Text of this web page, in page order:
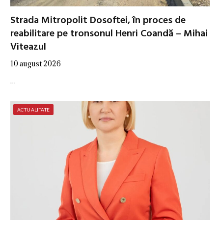
Strada Mitropolit Dosoftei, în proces de
reabilitare pe tronsonul Henri Coandă – Mihai
Viteazul
10 august 2026
…
ACTUALITATE